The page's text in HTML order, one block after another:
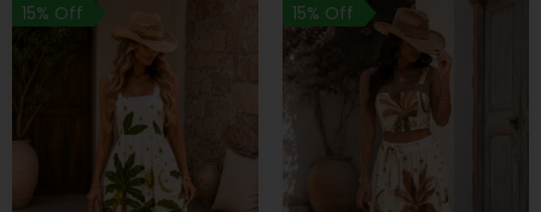
15% Off 15% Off